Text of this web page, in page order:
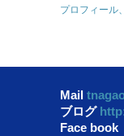
プロフィール
Mail
ブログ
Face book